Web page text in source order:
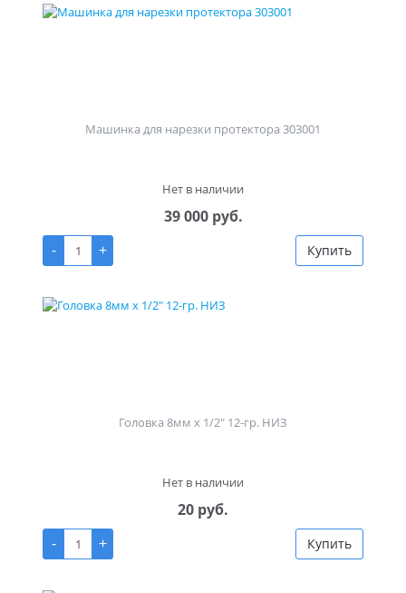
Машинка для нарезки протектора 303001
Нет в наличии
39 000 руб.
-
+ Купить
Головка 8мм х 1/2" 12-гр. НИЗ
Нет в наличии
20 руб.
-
+ Купить